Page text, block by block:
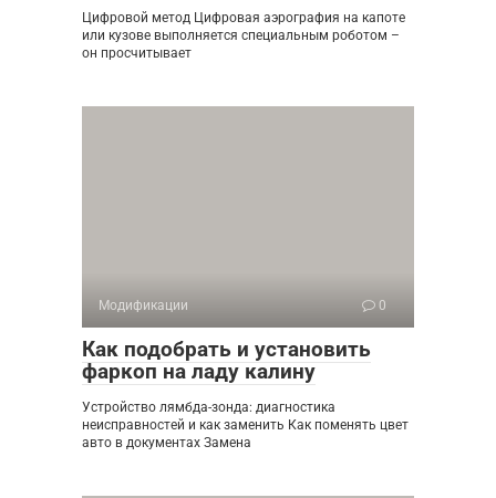
Цифровой метод Цифровая аэрография на капоте
или кузове выполняется специальным роботом –
он просчитывает
Модификации 0
Как подобрать и установить
фаркоп на ладу калину
Устройство лямбда-зонда: диагностика
неисправностей и как заменить Как поменять цвет
авто в документах Замена